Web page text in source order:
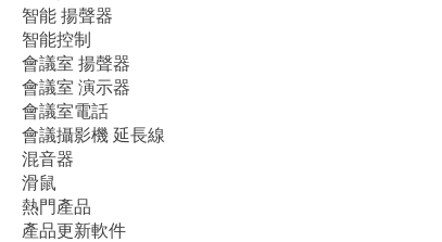
智能 揚聲器
智能控制
會議室 揚聲器
會議室 演示器
會議室電話
會議攝影機 延長線
混音器
滑鼠
​熱門產品
產品更新軟件